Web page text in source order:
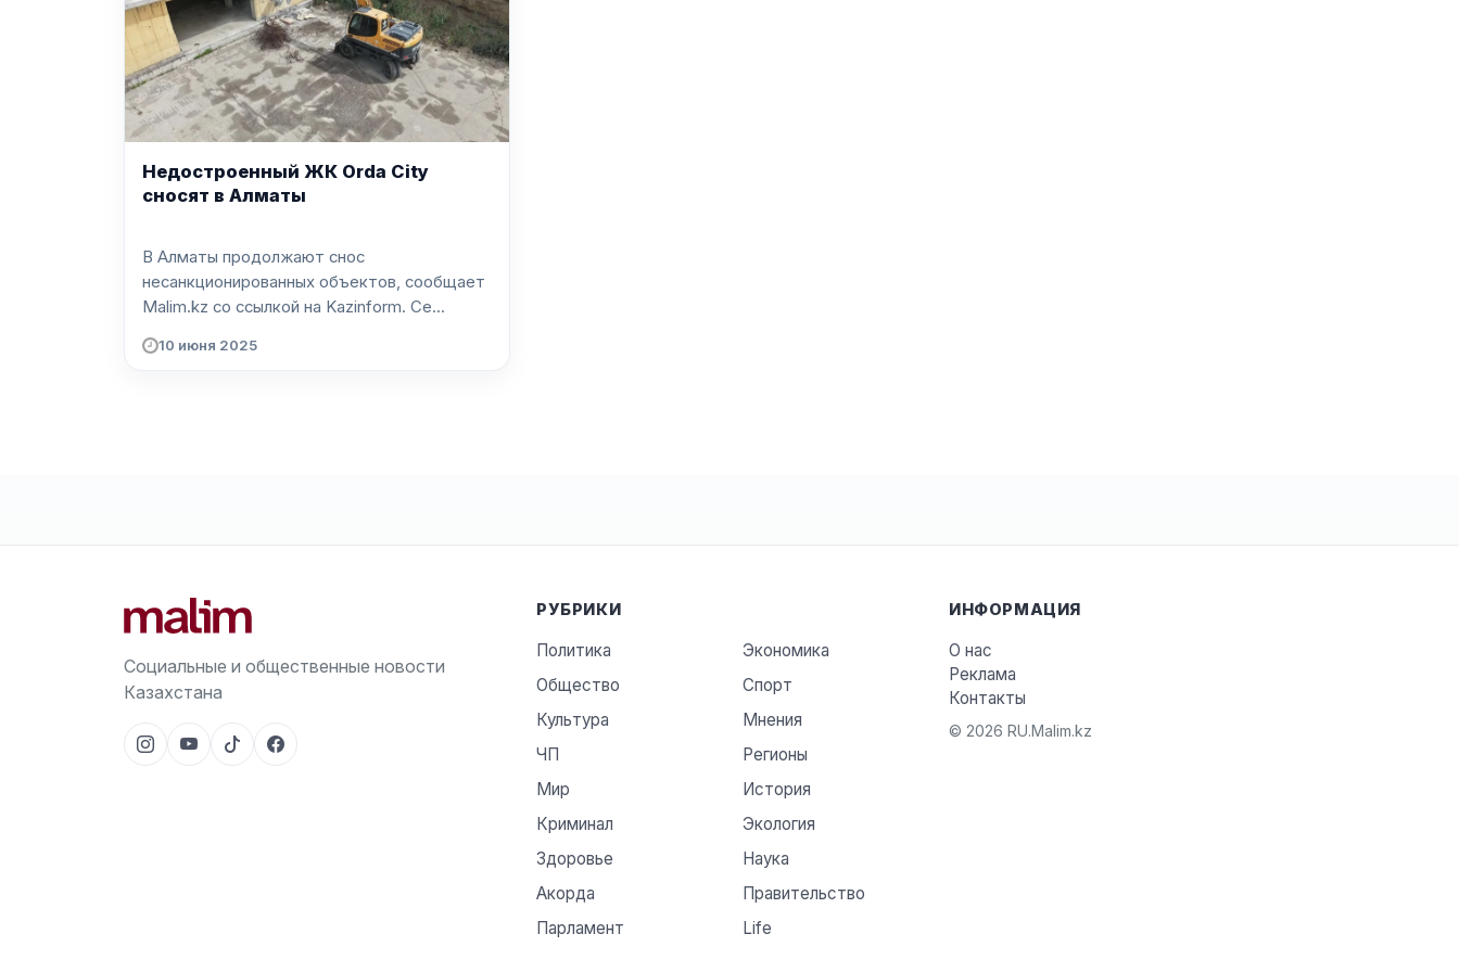
Недостроенный ЖК Orda City
сносят в Алматы
В Алматы продолжают снос
несанкционированных объектов, сообщает
Malim.kz со ссылкой на Kazinform. Се...
10 июня 2025
Социальные и общественные новости
Казахстана
РУБРИКИ
Политика
Экономика
Общество
Спорт
Культура
Мнения
ЧП
Регионы
Мир
История
Криминал
Экология
Здоровье
Наука
Акорда
Правительство
Парламент
Life
ИНФОРМАЦИЯ
О нас
Реклама
Контакты
© 2026 RU.Malim.kz